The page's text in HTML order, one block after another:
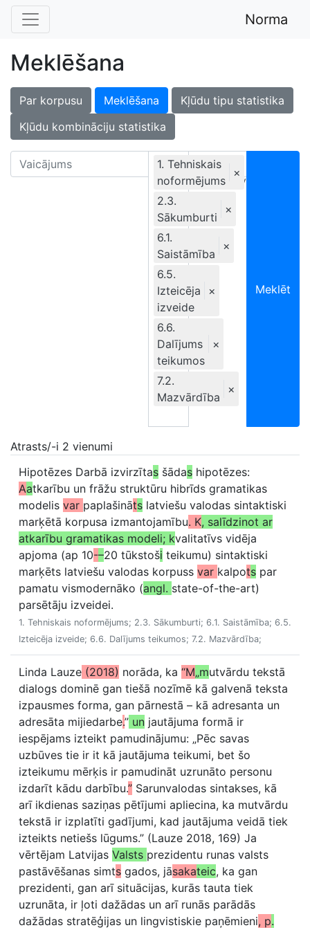
Norma
Meklēšana
Par korpusu Meklēšana
Kļūdu tipu statistika
Kļūdu kombināciju statistika
1. Tehniskais
noformējums
×
2.3.
Sākumburti
×
6.1.
Saistāmība
×
6.5.
Izteicēja
izveide
×
6.6.
Dalījums
teikumos
×
7.2.
Mazvārdība
×
Ekskluzīvi
Meklēt
Atrasts/-i 2 vienumi
Hipotēzes Darbā izvirzītas šādas hipotēzes:
Aatkarību un frāžu struktūru hibrīds gramatikas
modelis var paplašināts latviešu valodas sintaktiski
marķētā korpusa izmantojamību. K, salīdzinot ar
atkarību gramatikas modeli; kvalitatīvs vidēja
apjoma (ap 10-–20 tūkstoši teikumu) sintaktiski
marķēts latviešu valodas korpuss var kalpots par
pamatu vismodernāko (angl. state-of-the-art)
parsētāju izveidei.
1. Tehniskais noformējums; 2.3. Sākumburti; 6.1. Saistāmība; 6.5.
Izteicēja izveide; 6.6. Dalījums teikumos; 7.2. Mazvārdība;
Linda Lauze (2018) norāda, ka “M„mutvārdu tekstā
dialogs dominē gan tiešā nozīmē kā galvenā teksta
izpausmes forma, gan pārnestā – kā adresanta un
adresāta mijiedarbe.” un jautājuma formā ir
iespējams izteikt pamudinājumu: „Pēc savas
uzbūves tie ir it kā jautājuma teikumi, bet šo
izteikumu mērķis ir pamudināt uzrunāto personu
izdarīt kādu darbību.” Sarunvalodas sintakses, kā
arī ikdienas saziņas pētījumi apliecina, ka mutvārdu
tekstā ir izplatīti gadījumi, kad jautājuma veidā tiek
izteikts netiešs lūgums.” (Lauze 2018, 169) Ja
vērtējam Latvijas Valsts prezidentu runas valsts
pastāvēšanas simts gados, jāsakateic, ka gan
prezidenti, gan arī situācijas, kurās tauta tiek
uzrunāta, ir ļoti dažādas un arī runās parādās
dažādas stratēģijas un lingvistiskie paņēmieni, p.